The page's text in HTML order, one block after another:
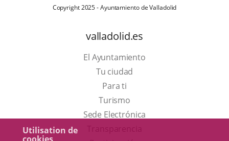
Utilisation de
Copyright 2025 - Ayuntamiento de Valladolid
valladolid.es
El Ayuntamiento
Tu ciudad
Para ti
TurismoEste
enlace
Sede Electrónica